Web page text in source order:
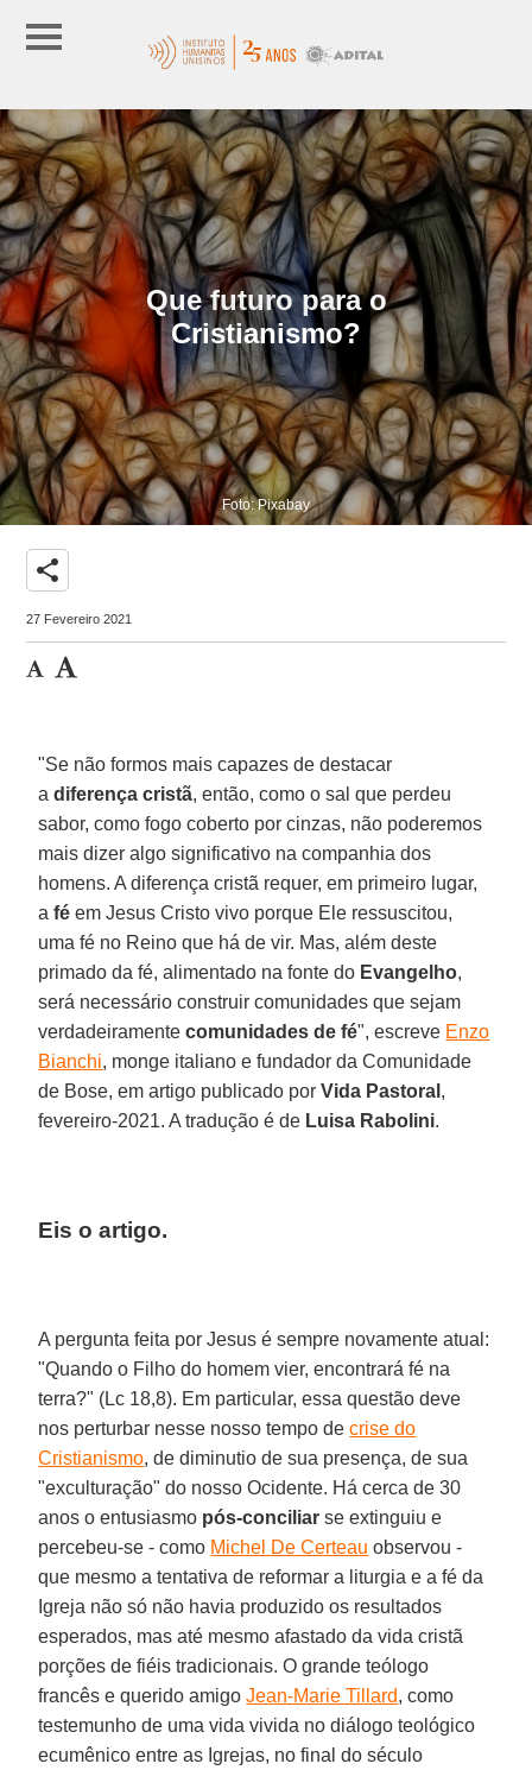
Que futuro para o
Cristianismo?
Foto: Pixabay
share
27 Fevereiro 2021
"Se não formos mais capazes de destacar
adiferença cristã, então, como o sal que perdeu
sabor, como fogo coberto por cinzas, não poderemos
mais dizer algo significativo na companhia dos
homens. A diferença cristã requer, em primeiro lugar,
afé em Jesus Cristo vivo porque Ele ressuscitou,
uma fé no Reino que há de vir. Mas, além deste
primado da fé, alimentado na fonte do Evangelho,
será necessário construir comunidades que sejam
verdadeiramentecomunidades de fé", escreve Enzo
Bianchi, monge italiano e fundador da Comunidade
de Bose, em artigo publicado porVida Pastoral ,
fevereiro-2021. A tradução é de Luisa Rabolini.
Eis o artigo.
A pergunta feita por Jesus é sempre novamente atual:
"Quando o Filho do homem vier, encontrará fé na
terra?" (Lc 18,8). Em particular, essa questão deve
nos perturbar nesse nosso tempo decrise do
Cristianismo, de diminutio de sua presença, de sua
"exculturação" do nosso Ocidente. Há cerca de 30
anos o entusiasmo pós-conciliar se extinguiu e
percebeu-se - como Michel De Certeau observou -
que mesmo a tentativa de reformar a liturgia e a fé da
Igreja não só não havia produzido os resultados
esperados, mas até mesmo afastado da vida cristã
porções de fiéis tradicionais. O grande teólogo
francês e querido amigoJean-Marie Tillard, como
testemunho de uma vida vivida no diálogo teológico
ecumênico entre as Igrejas, no final do século